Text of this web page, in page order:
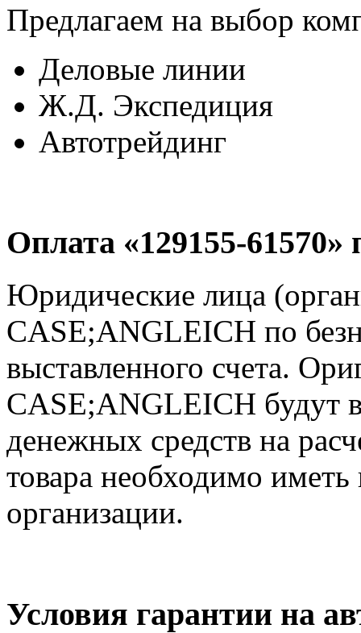
Предлагаем на выбор
Деловые линии
Ж.Д. Экспедиция
Автотрейдинг
Оплата «129155-61570»
Юридические лица
CASE;ANGLEICH по
выставленного счета.
CASE;ANGLEICH будут
денежных средств на
товара необходимо иметь
организации.
Условия гарантии на